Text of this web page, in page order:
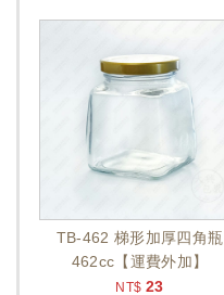
TB-462 梯形加厚四角瓶
462cc【運費外加】
NT$ 23